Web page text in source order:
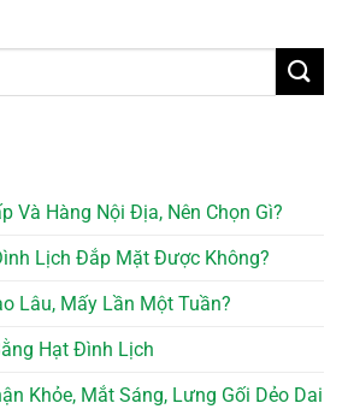
Và Hàng Nội Địa, Nên Chọn Gì?
Lịch Đắp Mặt Được Không?
Lâu, Mấy Lần Một Tuần?
Hạt Đình Lịch
Khỏe, Mắt Sáng, Lưng Gối Dẻo Dai